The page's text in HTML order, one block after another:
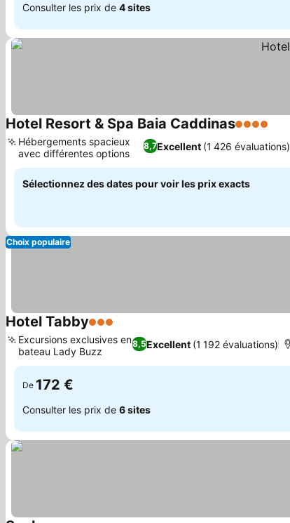
Consulter les prix de 4 sites
Hotel Resort & Spa Baia Caddinas4 Étoiles
8,7Excellent (1 426 évaluations)
Hébergements spacieux
avec différentes options
Sélectionnez des dates pour voir les prix exacts
Choix populaire
Hotel Tabby3 Étoiles
8,5Excellent (1 192 évaluations)
Excursions exclusives en
bateau Lady Buzz
De 172 €
Consulter les prix de 6 sites